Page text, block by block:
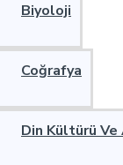
Biyoloji
Coğrafya
Din Kültürü